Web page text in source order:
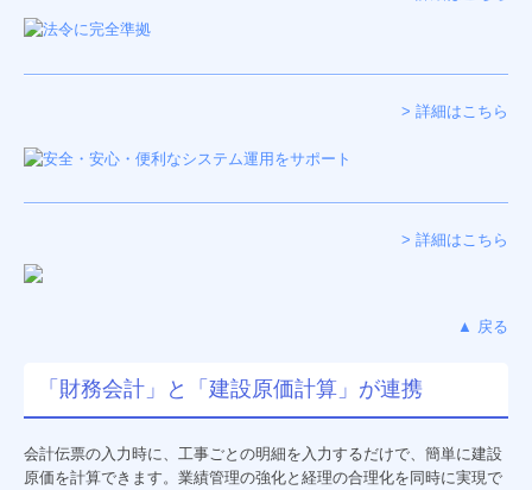
ブログ
求人情報（中途採用）
応募フォーム
> 詳細はこちら
> 詳細はこちら
▲ 戻る
「財務会計」と「建設原価計算」が連携
会計伝票の入力時に、工事ごとの明細を入力するだけで、簡単に建設
原価を計算できます。業績管理の強化と経理の合理化を同時に実現で